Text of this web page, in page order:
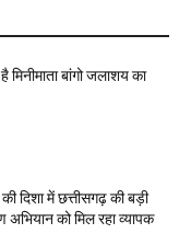
बांगो जलाशय का
दिशा में छत्तीसगढ़ की बड़ी
अभियान को मिल रहा व्यापक